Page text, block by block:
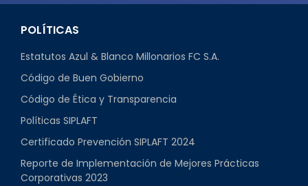
POLÍTICAS
Estatutos Azul & Blanco Millonarios FC S.A.
Código de Buen Gobierno
Código de Ética y Transparencia
Políticas SIPLAFT
Certificado Prevención SIPLAFT 2024
Reporte de Implementación de Mejores Prácticas
Corporativas 2023